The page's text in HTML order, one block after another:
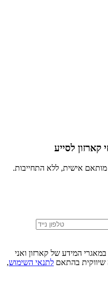
לסייע
מותאם אישית, ללא התחייבות.
המידע של קארזון ואני
שיווקית בהתאם לתנאי השימוש,